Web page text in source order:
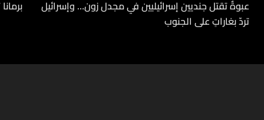
عبوةٌ تقتل جنديين إسرائيليين في مجدل زون… وإسرائيل
تردّ بغاراتٍ على الجنوب